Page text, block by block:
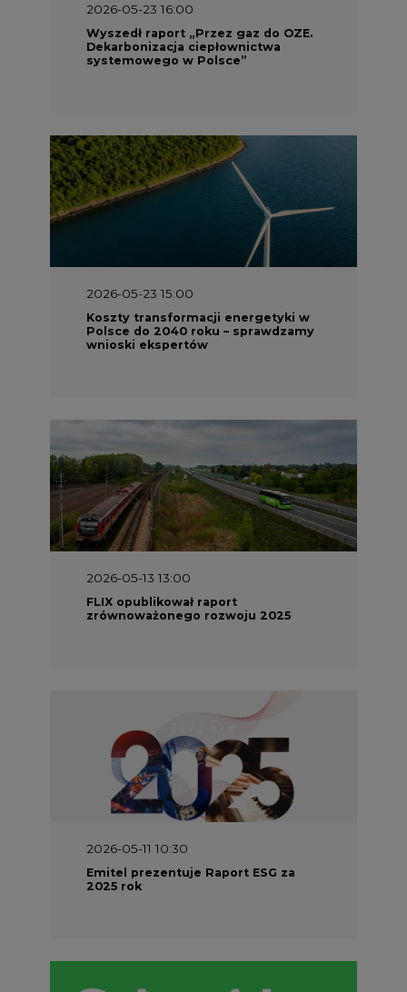
2026-05-23 16:00
Wyszedł raport „Przez gaz do OZE.
Dekarbonizacja ciepłownictwa
systemowego w Polsce”
2026-05-23 15:00
Koszty transformacji energetyki w
Polsce do 2040 roku – sprawdzamy
wnioski ekspertów
2026-05-13 13:00
FLIX opublikował raport
zrównoważonego rozwoju 2025
2026-05-11 10:30
Emitel prezentuje Raport ESG za
2025 rok